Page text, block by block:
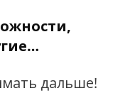
дальше!